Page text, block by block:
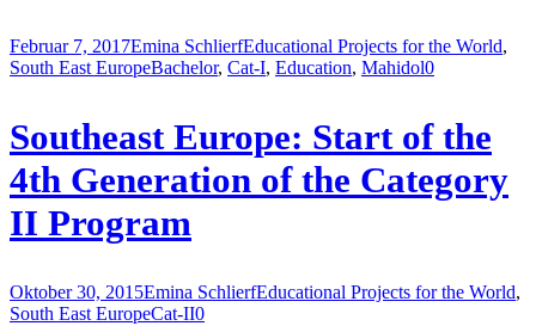
Februar 7, 2017Emina SchlierfEducational Projects for the World,
South East EuropeBachelor, Cat-I, Education, Mahidol0
Southeast Europe: Start of the
4th Generation of the Category
II Program
Oktober 30, 2015Emina SchlierfEducational Projects for the World,
South East EuropeCat-II0